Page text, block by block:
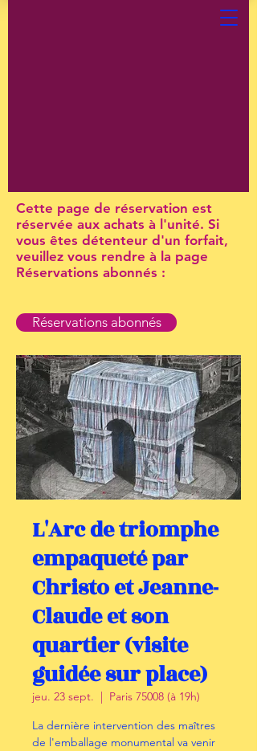
Cette page de réservation est
réservée aux achats à l'unité. Si
vous êtes détenteur d'un forfait,
veuillez vous rendre à la page
Réservations abonnés :
Réservations abonnés
L'Arc de triomphe
empaqueté par
Christo et Jeanne-
Claude et son
quartier (visite
guidée sur place)
jeu. 23 sept.
  |
Paris 75008 (à 19h)
La dernière intervention des maîtres
de l'emballage monumental va venir